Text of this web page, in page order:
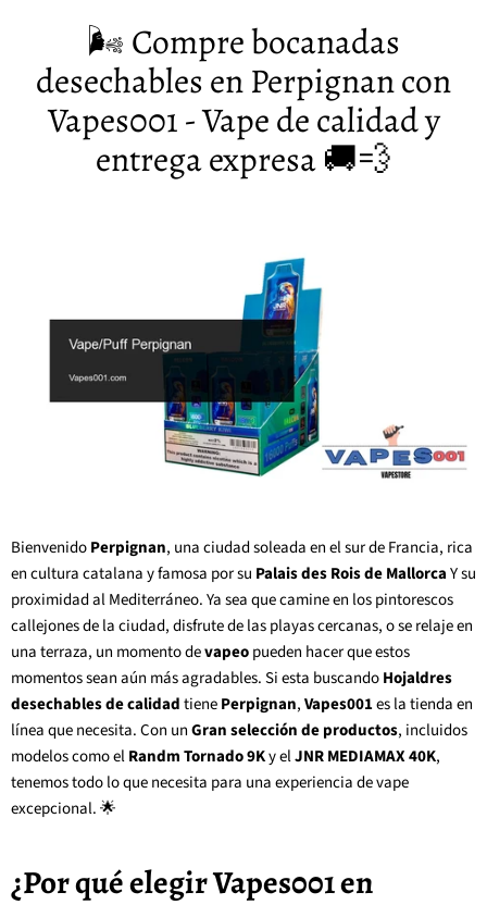
🌬️ Compre bocanadas
desechables en Perpignan con
Vapes001 - Vape de calidad y
entrega expresa 🚚💨
BienvenidoPerpignan, una ciudad soleada en el sur de Francia, rica
en cultura catalana y famosa por su Palais des Rois de MallorcaY su
proximidad al Mediterráneo. Ya sea que camine en los pintorescos
callejones de la ciudad, disfrute de las playas cercanas, o se relaje en
una terraza, un momento devapeopueden hacer que estos
momentos sean aún más agradables. Si esta buscandoHojaldres
desechables de calidadtienePerpignan,Vapes001es la tienda en
línea que necesita. Con unGran selección de productos, incluidos
modelos como elRandm Tornado 9Ky elJNR MEDIAMAX 40K,
tenemos todo lo que necesita para una experiencia de vape
excepcional. 🌟
¿Por qué elegir Vapes001 en